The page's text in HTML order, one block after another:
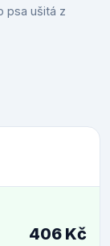
psa ušitá z
406 Kč